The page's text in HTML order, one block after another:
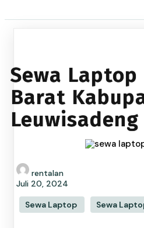
Sewa Laptop
Barat
Leuwisadeng
rentalan
Juli 20, 2024
Sewa Laptop
Sewa